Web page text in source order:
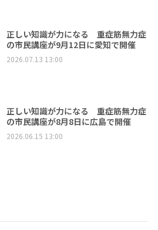
正しい知識が力になる 重症筋無力症
の市民講座が9月12日に愛知で開催
2026.07.13 13:00
正しい知識が力になる 重症筋無力症
の市民講座が8月8日に広島で開催
2026.06.15 13:00